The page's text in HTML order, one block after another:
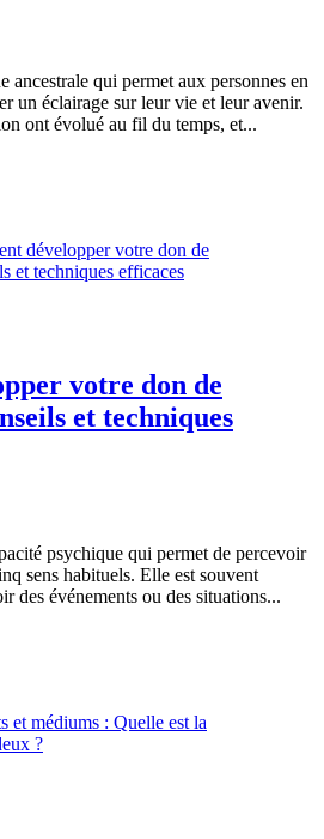
ancestrale qui permet aux personnes en
un éclairage sur leur vie et leur avenir.
ont évolué au fil du temps, et...
votre don de
et techniques
psychique qui permet de percevoir
sens habituels. Elle est souvent
des événements ou des situations...